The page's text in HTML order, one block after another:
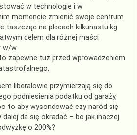
w technologie i w
momencie zmienić swoje centrum
taszcząc na plecach kilkunastu kg
celem dla różnej maści
w/w.
zapewne tuż przed wprowadzeniem
liberałowie przymierzają się do
podniesienia podatku od garaży,
to aby wysondować czy naród się
dalej da się okradać – bo jak inaczej
o 200%?